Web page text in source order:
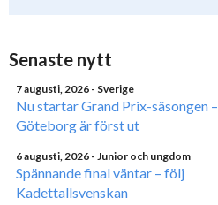
Senaste nytt
7 augusti, 2026 - Sverige
Nu startar Grand Prix-säsongen –
Göteborg är först ut
6 augusti, 2026 - Junior och ungdom
Spännande final väntar – följ
Kadettallsvenskan